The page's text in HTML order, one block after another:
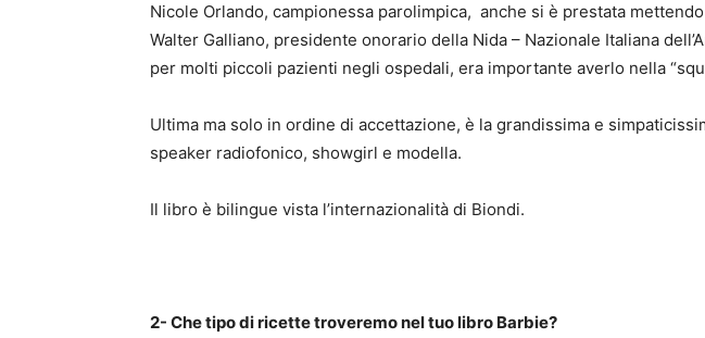
Nicole Orlando, campionessa parolimpica, anche si è prestata
Walter Galliano, presidente onorario della Nida – Nazionale Italiana
per molti piccoli pazienti negli ospedali, era importante averlo nella
Ultima ma solo in ordine di accettazione, è la grandissima e
speaker radiofonico, showgirl e modella.
Il libro è bilingue vista l’internazionalità di Biondi.
2- Che tipo di ricette troveremo nel tuo libro Barbie?